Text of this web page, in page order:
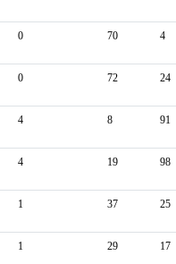
0 70 4
0 72 24
4 8 91
4 19 98
1 37 25
1 29 17